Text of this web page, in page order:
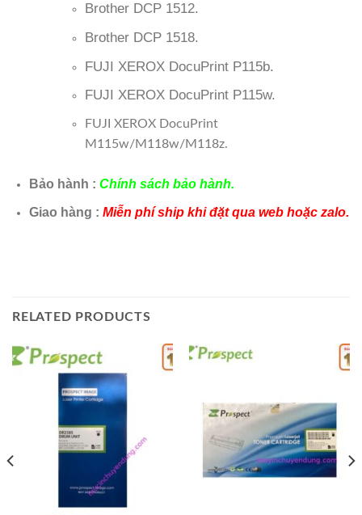
Brother DCP 1512.
Brother DCP 1518.
FUJI XEROX DocuPrint P115b.
FUJI XEROX DocuPrint P115w.
FUJI XEROX DocuPrint
M115w/M118w/M118z.
Bảo hành : Chính sách bảo hành.
Giao hàng : Miễn phí ship khi đặt qua web hoặc zalo.
RELATED PRODUCTS